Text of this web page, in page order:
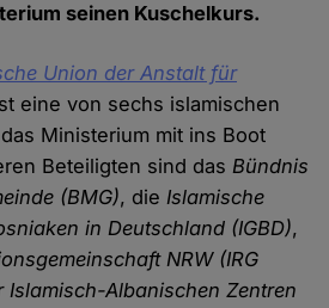
seinen Kuschelkurs.
Union der Anstalt für
eine von sechs islamischen
Ministerium mit ins Boot
Beteiligten sind dasBündnis
(BMG), dieIslamische
in Deutschland (IGBD),
NRW (IRG
Islamisch-Albanischen Zentren